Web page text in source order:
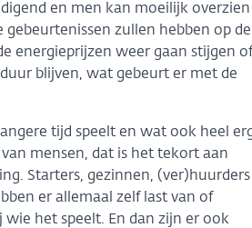
en men kan moeilijk overzien
gebeurtenissen zullen hebben op de
energieprijzen weer gaan stijgen of
blijven, wat gebeurt er met de
tijd speelt en wat ook heel
mensen, dat is het tekort aan
Starters, gezinnen, (ver)huurders
er allemaal zelf last van of
wie het speelt. En dan zijn er ook